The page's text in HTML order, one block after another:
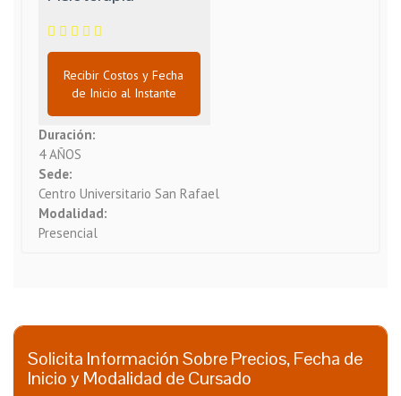
Recibir Costos y Fecha
de Inicio al Instante
Duración:
4 AÑOS
Sede:
Centro Universitario San Rafael
Modalidad:
Presencial
Solicita Información Sobre Precios, Fecha de
Inicio y Modalidad de Cursado